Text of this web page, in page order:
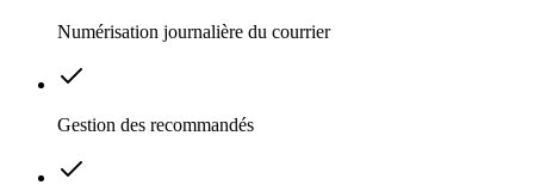
Numérisation journalière du courrier
Gestion des recommandés